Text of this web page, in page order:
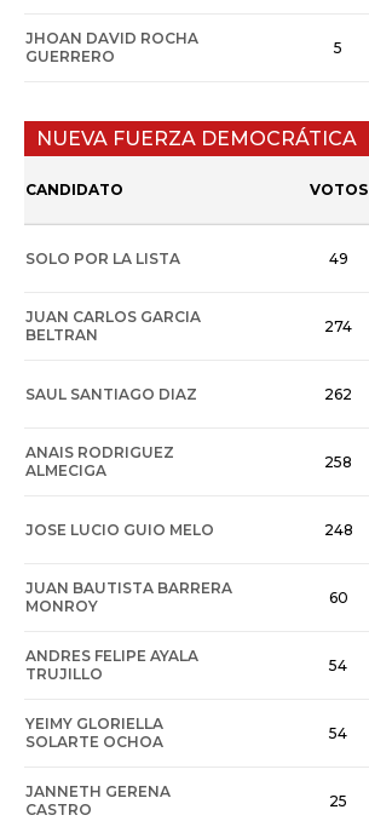
JHOAN DAVID ROCHA
GUERRERO
5
NUEVA FUERZA DEMOCRÁTICA
CANDIDATO VOTOS
SOLO POR LA LISTA 49
JUAN CARLOS GARCIA
BELTRAN
274
SAUL SANTIAGO DIAZ 262
ANAIS RODRIGUEZ
ALMECIGA
258
JOSE LUCIO GUIO MELO 248
JUAN BAUTISTA BARRERA
MONROY
60
ANDRES FELIPE AYALA
TRUJILLO
54
YEIMY GLORIELLA
SOLARTE OCHOA
54
JANNETH GERENA
CASTRO
25